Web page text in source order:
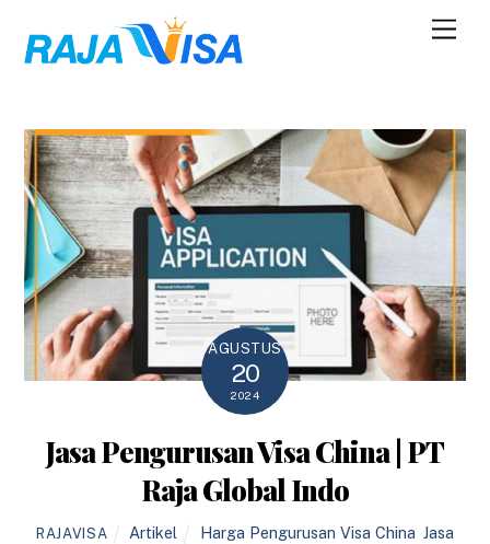
content
AGUSTUS
20
2024
Jasa Pengurusan Visa China | PT
Raja Global Indo
RAJAVISA Artikel Harga Pengurusan Visa China Jasa